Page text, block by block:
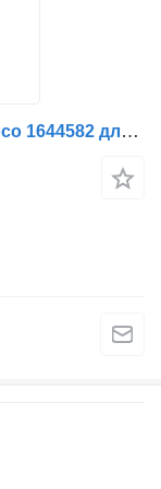
Пневмоклапан DAF 4460913010 wabco 1644582 для грузовика DAF IVECO MAN